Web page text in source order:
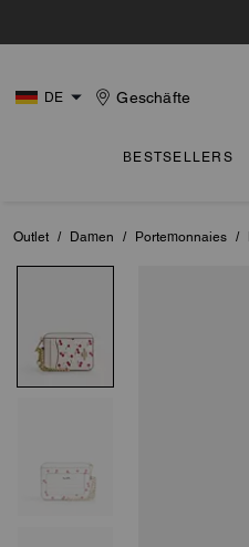
DE Geschäfte
BESTSELLERS
Outlet / Damen / Portemonnaies /